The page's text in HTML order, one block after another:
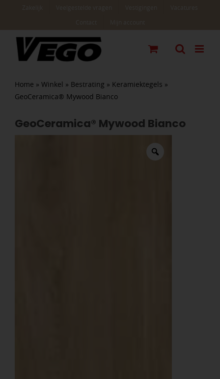
Home » Winkel » Bestrating » Keramiektegels »
GeoCeramica® Mywood Bianco
GeoCeramica® Mywood Bianco